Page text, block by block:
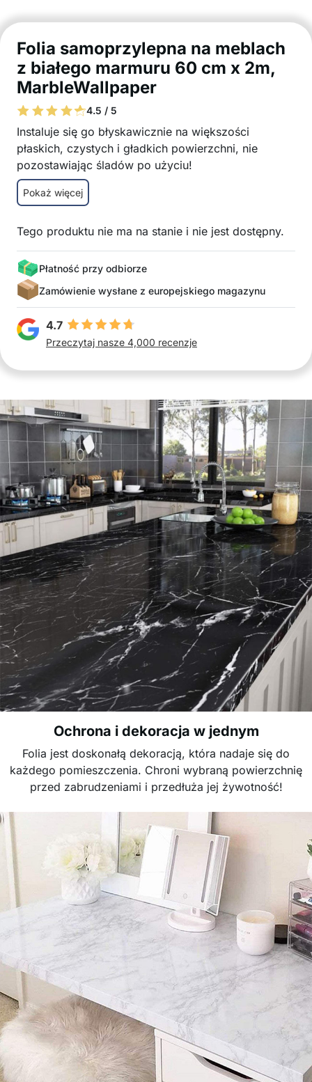
Folia samoprzylepna na meblach
z białego marmuru 60 cm x 2m,
MarbleWallpaper
4.5 / 5
Instaluje się go błyskawicznie na większości
płaskich, czystych i gładkich powierzchni, nie
pozostawiając śladów po użyciu!
Upiększa przestrzeń i zapewnia ochronę
Łatwa instalacja – samoprzylepna podstawa
Odporny na wodę
Regulowany rozmiar
Klej nie pozostawia śladów po użyciu
marmurkowy wzór
Pokaż więcej
Tego produktu nie ma na stanie i nie jest dostępny.
Płatność przy odbiorze
Zamówienie wysłane z europejskiego magazynu
4.7
Przeczytaj nasze 4,000 recenzje
Ochrona i dekoracja w jednym
Folia jest doskonałą dekoracją, która nadaje się do
każdego pomieszczenia. Chroni wybraną powierzchnię
przed zabrudzeniami i przedłuża jej żywotność!